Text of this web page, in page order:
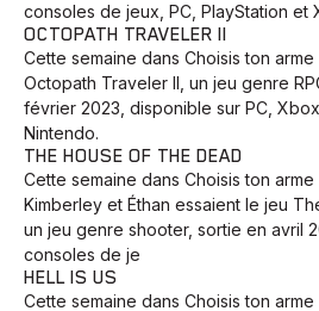
consoles de jeux, PC, PlayStation et
OCTOPATH TRAVELER II
Cette semaine dans Choisis ton arme
Octopath Traveler II, un jeu genre
février 2023, disponible sur PC,
Nintendo.
THE HOUSE OF THE DEAD
Cette semaine dans Choisis ton arme
Kimberley et Éthan essaient le jeu
un jeu genre shooter, sortie en avril
consoles de je
HELL IS US
Cette semaine dans Choisis ton